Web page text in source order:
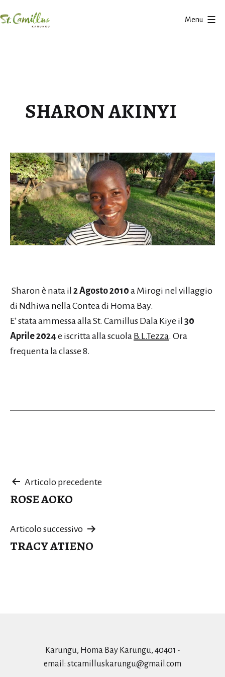
al
Menu
SHARON AKINYI
Sharon è nata il 2 Agosto 2010 a Mirogi nel villaggio
di Ndhiwa nella Contea di Homa Bay.
E’ stata ammessa alla St. Camillus Dala Kiye il 30
Aprile 2024 e iscritta alla scuola B.L.Tezza. Ora
frequenta la classe 8.
Navigazione
articoli
Articolo precedente
ROSE AOKO
Articolo successivo
TRACY ATIENO
Karungu, Homa Bay Karungu, 40401 -
email: stcamilluskarungu@gmail.com